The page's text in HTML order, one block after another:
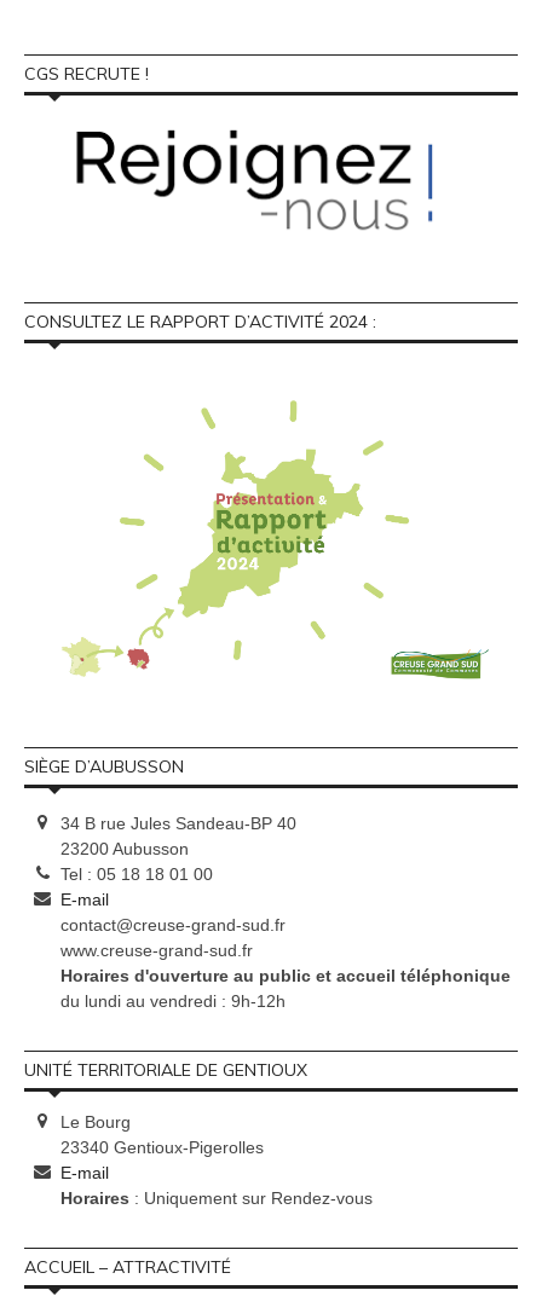
CGS RECRUTE !
CONSULTEZ LE RAPPORT D’ACTIVITÉ 2024 :
SIÈGE D’AUBUSSON
34 B rue Jules Sandeau-BP 40
23200 Aubusson
Tel : 05 18 18 01 00
E-mail
contact@creuse-grand-sud.fr
www.creuse-grand-sud.fr
Horaires d'ouverture au public et accueil téléphonique
du lundi au vendredi : 9h-12h
UNITÉ TERRITORIALE DE GENTIOUX
Le Bourg
23340 Gentioux-Pigerolles
E-mail
Horaires : Uniquement sur Rendez-vous
ACCUEIL – ATTRACTIVITÉ